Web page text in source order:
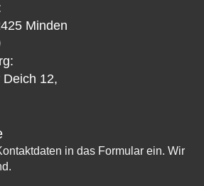
Minden
12,
in das Formular ein. Wir